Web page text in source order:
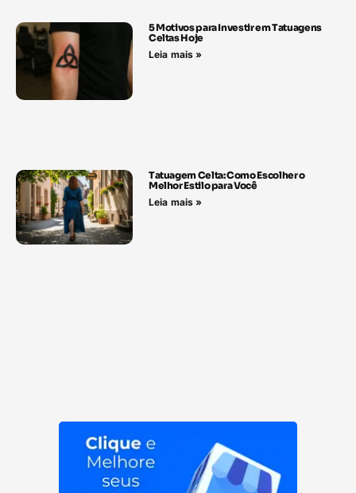
5 Motivos para Investir em Tatuagens
Celtas Hoje
Leia mais »
Tatuagem Celta: Como Escolher o
Melhor Estilo para Você
Leia mais »